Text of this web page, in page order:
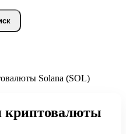
Solana (SOL)
криптовалюты